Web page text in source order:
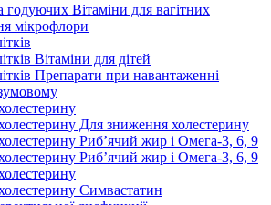
годуючих Вітаміни для вагітних
мікрофлори
Вітаміни для дітей
Препарати при навантаженні
Для зниження холестерину
Риб’ячий жир і Омега-3, 6, 9
Риб’ячий жир і Омега-3, 6, 9
Симвастатин